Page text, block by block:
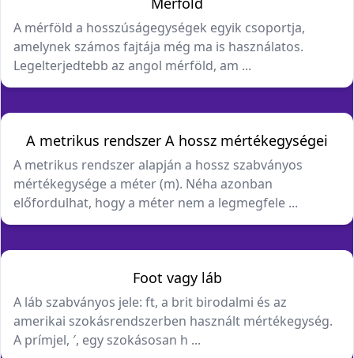
A mérföld a hosszúságegységek egyik csoportja,
amelynek számos fajtája még ma is használatos.
Legelterjedtebb az angol mérföld, am ...
A metrikus rendszer A hossz mértékegységei
A metrikus rendszer alapján a hossz szabványos
mértékegysége a méter (m). Néha azonban
előfordulhat, hogy a méter nem a legmegfele ...
Foot vagy láb
A láb szabványos jele: ft, a brit birodalmi és az
amerikai szokásrendszerben használt mértékegység.
A prímjel, ′, egy szokásosan h ...